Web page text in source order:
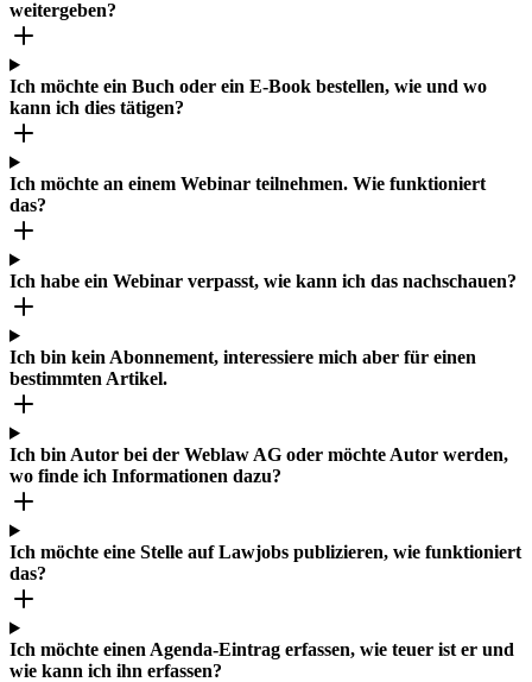
weitergeben?
Ich möchte ein Buch oder ein E-Book bestellen, wie und wo
kann ich dies tätigen?
Ich möchte an einem Webinar teilnehmen. Wie funktioniert
das?
Ich habe ein Webinar verpasst, wie kann ich das nachschauen?
Ich bin kein Abonnement, interessiere mich aber für einen
bestimmten Artikel.
Ich bin Autor bei der Weblaw AG oder möchte Autor werden,
wo finde ich Informationen dazu?
Ich möchte eine Stelle auf Lawjobs publizieren, wie funktioniert
das?
Ich möchte einen Agenda-Eintrag erfassen, wie teuer ist er und
wie kann ich ihn erfassen?